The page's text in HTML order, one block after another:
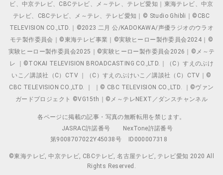
ビ、中京テレビ、CBCテレビ、メ～テレ、テレビ愛知｜東海テレビ、中京
テレビ、CBCテレビ、メ～テレ、テレビ愛知｜© Studio Ghibli｜©CBC
TELEVISION CO.,LTD.｜©2023 二月 公/KADOKAWA/声優ラジオのウラオ
モテ製作委員会｜©東海テレビ事業｜©実験ヒーロー製作委員会2024｜©
実験ヒーロー製作委員会2025｜©実験ヒーロー製作委員会2026｜©メ～テ
レ ｜©TOKAI TELEVISION BROADCASTING CO.,LTD.｜（C）すえのぶけ
いこ／講談社（C）CTV ｜（C）すえのぶけいこ／講談社（C）CTV｜©
CBC TELEVISION CO.,LTD. ｜ ｜© CBC TELEVISION CO.,LTD. ｜©ヴァン
ガードプロジェクト ©VG15th｜©メ～テレNEXT／ダンスチャンネル
各ページに掲載の記事・写真の無断転用を禁じます。
JASRAC許諾番号
NexTone許諾番号
第9008707022Y45038号
ID000007318
©東海テレビ, 中京テレビ, CBCテレビ, 名古屋テレビ, テレビ愛知 2020 All
Rights Reserved.